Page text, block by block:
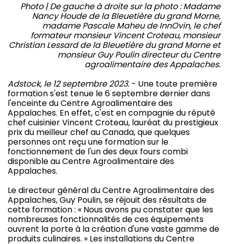
Photo | De gauche à droite sur la photo : Madame
Nancy Houde de la Bleuetière du grand Morne,
madame Pascale Maheu de InnOvin, le chef
formateur monsieur Vincent Croteau, monsieur
Christian Lessard de la Bleuetière du grand Morne et
monsieur Guy Poulin directeur du Centre
agroalimentaire des Appalaches.
Adstock, le 12 septembre 2023. - Une toute première
formation s'est tenue le 6 septembre dernier dans
l'enceinte du Centre Agroalimentaire des
Appalaches. En effet, c'est en compagnie du réputé
chef cuisinier Vincent Croteau, lauréat du prestigieux
prix du meilleur chef au Canada, que quelques
personnes ont reçu une formation sur le
fonctionnement de l'un des deux fours combi
disponible au Centre Agroalimentaire des
Appalaches.
Le directeur général du Centre Agroalimentaire des
Appalaches, Guy Poulin, se réjouit des résultats de
cette formation : « Nous avons pu constater que les
nombreuses fonctionnalités de ces équipements
ouvrent la porte à la création d'une vaste gamme de
produits culinaires. » Les installations du Centre